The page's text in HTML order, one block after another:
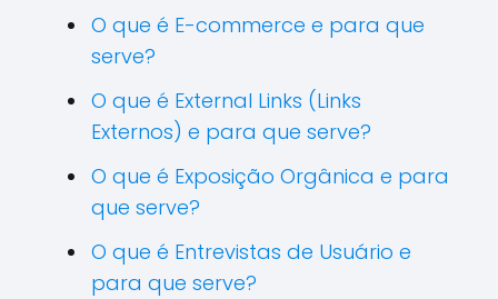
O que é E-commerce e para que
serve?
O que é External Links (Links
Externos) e para que serve?
O que é Exposição Orgânica e para
que serve?
O que é Entrevistas de Usuário e
para que serve?